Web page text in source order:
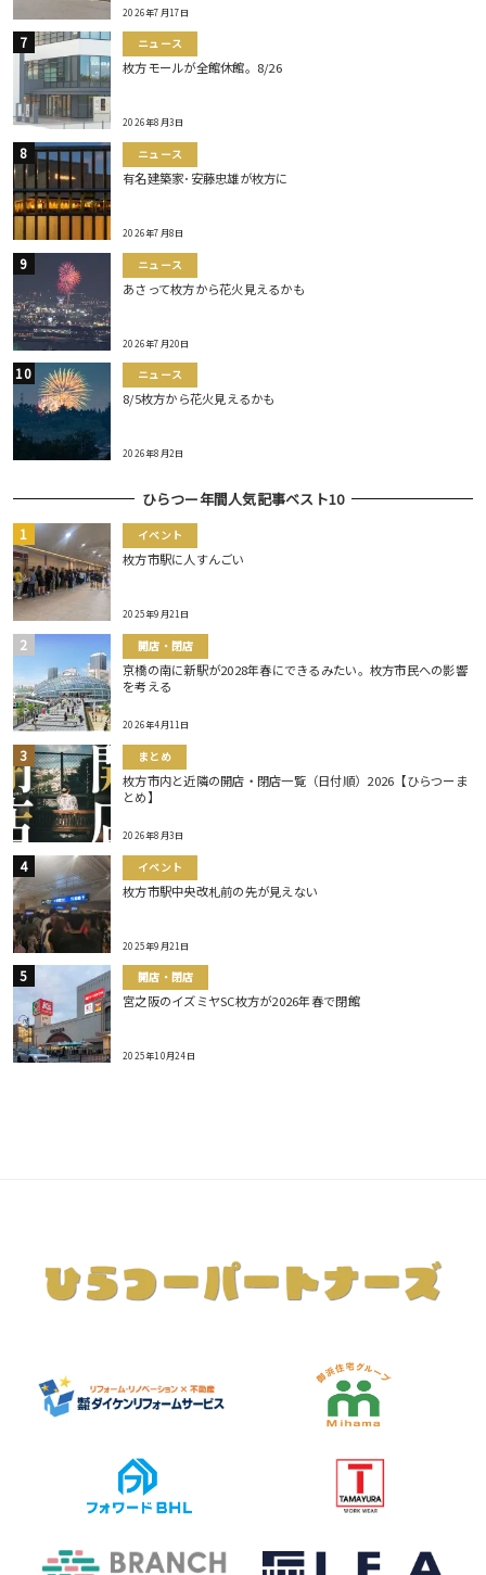
2026年7月17日
ニュース
枚方モールが全館休館。8/26
2026年8月3日
ニュース
有名建築家･安藤忠雄が枚方に
2026年7月8日
ニュース
あさって枚方から花火見えるかも
2026年7月20日
ニュース
8/5枚方から花火見えるかも
2026年8月2日
ひらつー年間人気記事ベスト10
イベント
枚方市駅に人すんごい
2025年9月21日
開店・閉店
京橋の南に新駅が2028年春にできるみたい。枚方市民への影響
を考える
2026年4月11日
まとめ
枚方市内と近隣の開店・閉店一覧（日付順）2026【ひらつーま
とめ】
2026年8月3日
イベント
枚方市駅中央改札前の先が見えない
2025年9月21日
開店・閉店
宮之阪のイズミヤSC枚方が2026年春で閉館
2025年10月24日